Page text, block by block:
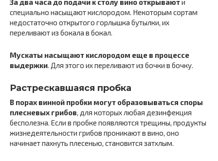
За два часа до подачи к столу вино открываюти
специально насыщают кислородом. Некоторым сортам
недостаточно открытого горлышка бутылки, их
переливают из бокала в бокал.
Мускаты насыщают кислородом еще в процессе
выдержки. Для этого их переливают из бочки в бочку.
Растрескавшаяся пробка
В порах винной пробки могут образовываться споры
плесневых грибов, для которых любая дезинфекция
бесполезна. Если в пробке появляются трещины, продукты
жизнедеятельности грибов проникают в вино, оно
начинает пахнуть плесенью, становится затхлым.